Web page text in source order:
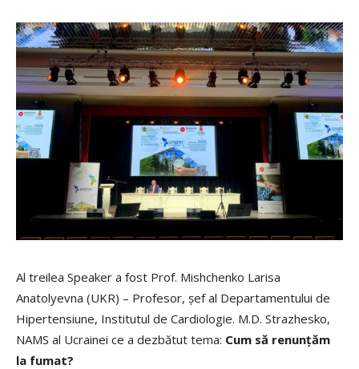
Al treilea Speaker a fost Prof. Mishchenko Larisa
Anatolyevna (UKR) – Profesor, șef al Departamentului de
Hipertensiune, Institutul de Cardiologie. M.D. Strazhesko,
NAMS al Ucrainei ce a dezbătut tema: Cum să renunțăm
la fumat?